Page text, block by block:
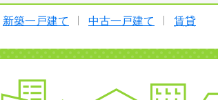
新築一戸建て 中古一戸建て 賃貸